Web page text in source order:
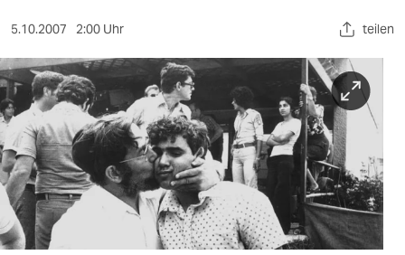
kultur
sport
berlin
nord
wahrheit
verlag
5.10.2007 2:00 Uhr teilen